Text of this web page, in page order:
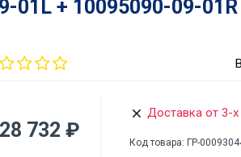
01L + 10095090-09-
732 ₽
Доставка от 3-
Код товара: ГР-